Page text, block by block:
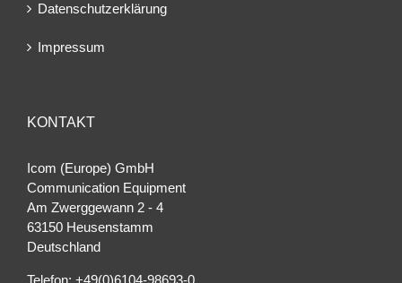
Datenschutzerklärung
Impressum
KONTAKT
Icom (Europe) GmbH
Communication Equipment
Am Zwerggewann 2 ‐ 4
63150 Heusenstamm
Deutschland